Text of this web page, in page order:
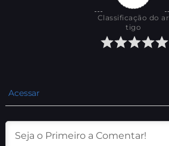
Classificação do ar
tigo
Acessar